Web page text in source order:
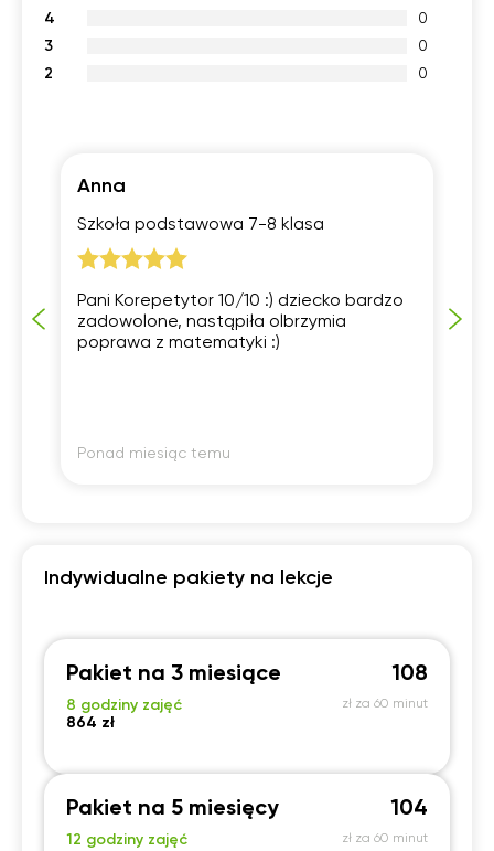
4
0
3
0
2
0
Anna
Szkoła podstawowa 7-8 klasa
Pani Korepetytor 10/10 :) dziecko bardzo
zadowolone, nastąpiła olbrzymia
poprawa z matematyki :)
Ponad miesiąc temu
Indywidualne pakiety na lekcje
Pakiet na 3 miesiące
8 godziny zajęć
864 zł
108
zł za 60 minut
Pakiet na 5 miesięcy
12 godziny zajęć
104
zł za 60 minut